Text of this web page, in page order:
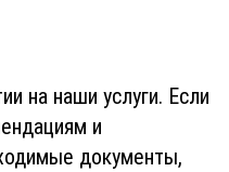
на наши услуги. Если
и
документы,